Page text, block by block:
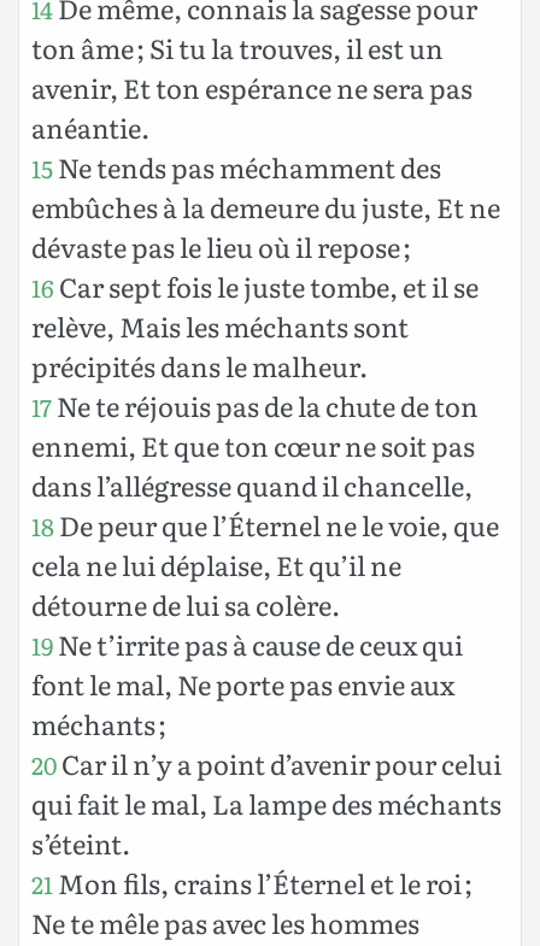
14
ton âme ; Si tu la trouves, il est un
avenir, Et ton espérance ne sera pas
anéantie.
15Ne tends pas méchamment des
embûches à la demeure du juste, Et ne
dévaste pas le lieu où il repose ;
16 Car sept fois le juste tombe, et il se
relève, Mais les méchants sont
précipités dans le malheur.
17Ne te réjouis pas de la chute de ton
ennemi, Et que ton cœur ne soit pas
dans l’allégresse quand il chancelle,
18De peur que l’Éternel ne le voie, que
cela ne lui déplaise, Et qu’il ne
détourne de lui sa colère.
19Ne t’irrite pas à cause de ceux qui
font le mal, Ne porte pas envie aux
méchants ;
20Car il n’y a point d’avenir pour celui
qui fait le mal, La lampe des méchants
s’éteint.
21 Mon fils, crains l’Éternel et le roi ;
Ne te mêle pas avec les hommes